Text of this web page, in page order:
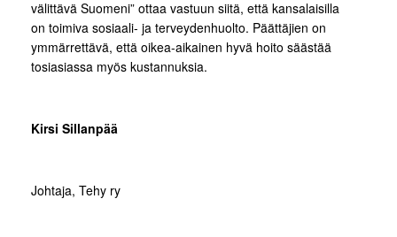
välittävä Suomeni” ottaa vastuun siitä, että kansalaisilla
on toimiva sosiaali- ja terveydenhuolto. Päättäjien on
ymmärrettävä, että oikea-aikainen hyvä hoito säästää
tosiasiassa myös kustannuksia.
Kirsi Sillanpää
Johtaja, Tehy ry